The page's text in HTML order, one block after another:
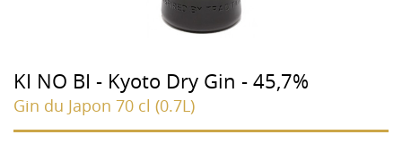
KI NO BI - Kyoto Dry Gin - 45,7%
Gin du Japon 70 cl (0.7L)